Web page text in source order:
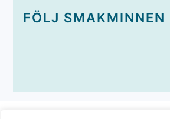
FÖLJ SMAKMINNEN